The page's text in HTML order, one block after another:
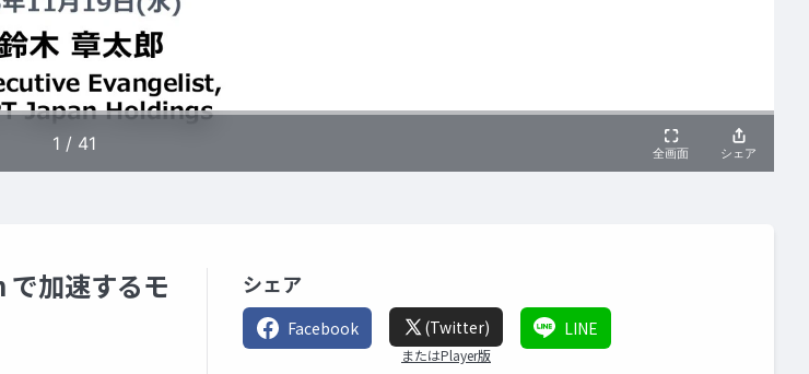
加速するモ
シェア
Facebook (Twitter)
またはPlayer版
LINE